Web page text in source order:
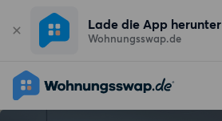
Lade die App herunter
Wohnungsswap.de